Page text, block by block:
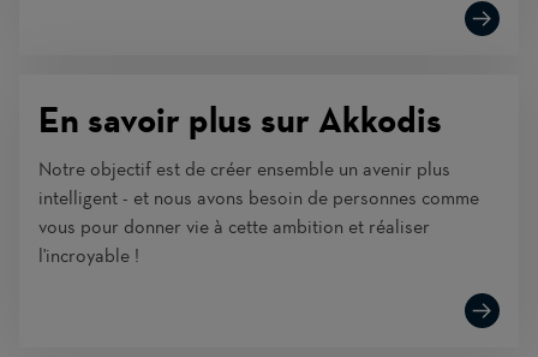
En savoir plus sur Akkodis
Notre objectif est de créer ensemble un avenir plus
intelligent - et nous avons besoin de personnes comme
vous pour donner vie à cette ambition et réaliser
l'incroyable !